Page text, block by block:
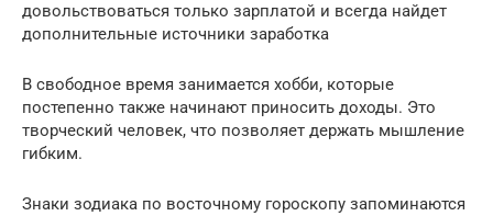
довольствоваться только зарплатой и всегда найдет
дополнительные источники заработка
В свободное время занимается хобби, которые
постепенно также начинают приносить доходы. Это
творческий человек, что позволяет держать мышление
гибким.
Знаки зодиака по восточному гороскопу запоминаются